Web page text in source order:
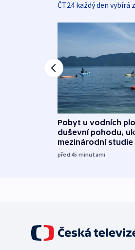
ČT24 každý den
Pobyt u vodních
duševní pohodu,
mezinárodní studie
před 45 minutami